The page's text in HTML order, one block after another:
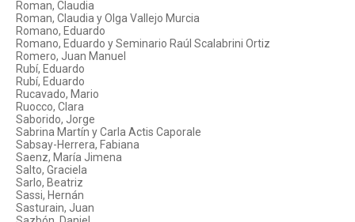
Roman, Claudia
Roman, Claudia y Olga Vallejo Murcia
Romano, Eduardo
Romano, Eduardo y Seminario Raúl Scalabrini Ortiz
Romero, Juan Manuel
Rubí, Eduardo
Rubí, Eduardo
Rucavado, Mario
Ruocco, Clara
Saborido, Jorge
Sabrina Martín y Carla Actis Caporale
Sabsay-Herrera, Fabiana
Saenz, María Jimena
Salto, Graciela
Sarlo, Beatriz
Sassi, Hernán
Sasturain, Juan